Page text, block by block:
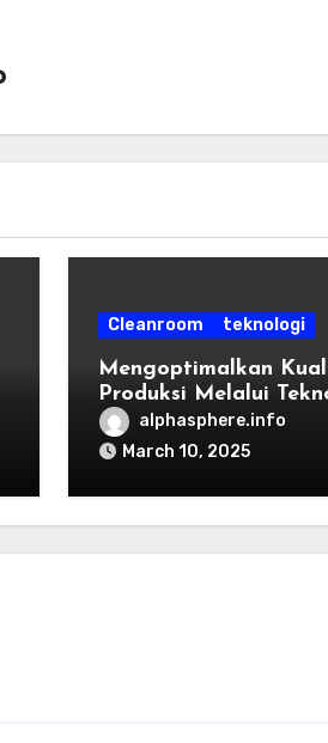
Cleanroom teknologi
Mengoptimalkan
Produksi Melalui
dan Alat Cleanroom
alphasphere.info
March 10, 2025